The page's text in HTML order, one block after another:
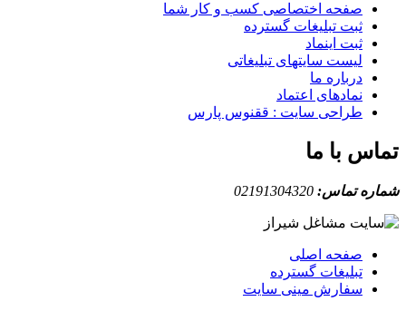
صفحه اختصاصی کسب و کار شما
ثبت تبلیغات گسترده
ثبت اینماد
لیست سایتهای تبلیغاتی
درباره ما
نمادهای اعتماد
طراحی سایت : ققنوس پارس
تماس با ما
شماره تماس: 02191304320
صفحه اصلی
تبلیغات گسترده
سفارش مینی سایت